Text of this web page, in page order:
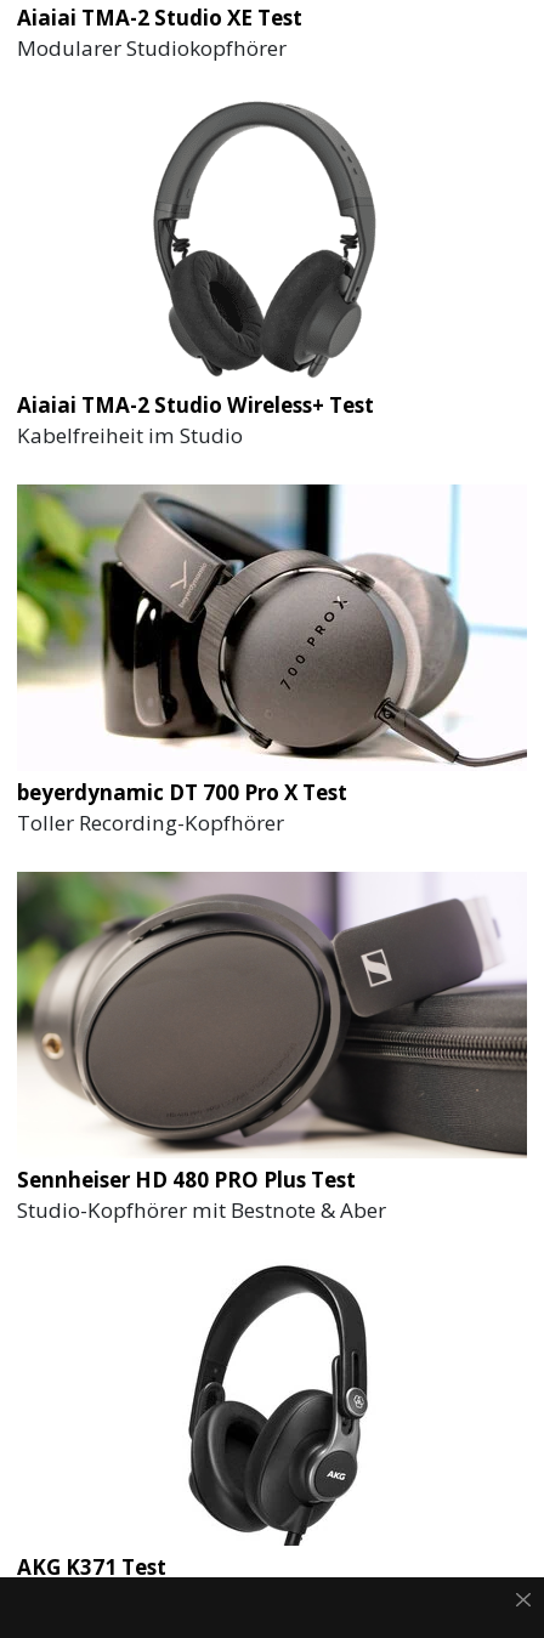
Aiaiai TMA-2 Studio XE Test
Modularer Studiokopfhörer
Aiaiai TMA-2 Studio Wireless+ Test
Kabelfreiheit im Studio
beyerdynamic DT 700 Pro X Test
Toller Recording-Kopfhörer
Sennheiser HD 480 PRO Plus Test
Studio-Kopfhörer mit Bestnote & Aber
AKG K371 Test